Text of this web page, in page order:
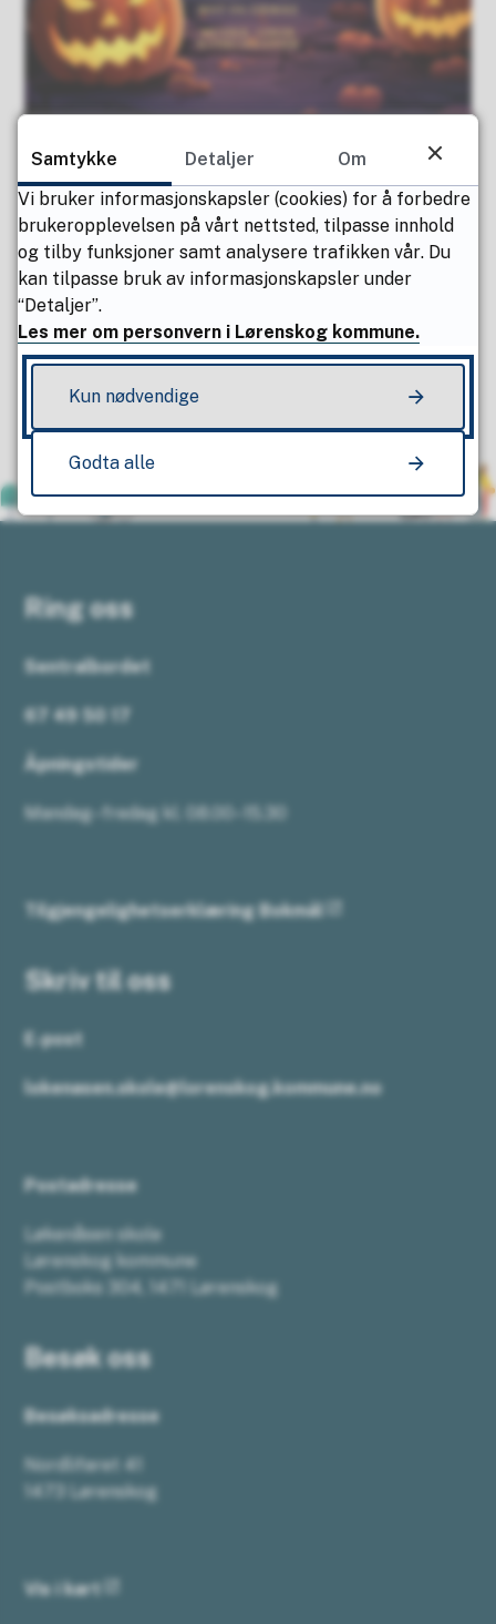
Publisert av
Subhan Ali Pervaiz
Sist endret 20.10.2025 13.23
Fant du det du lette etter?
Ja Nei
Ring oss
Sentralbordet
67 49 50 17
Åpningstider
Mandag–fredag kl. 08.00–15.30
Tilgjengelighetserklæring Bokmål
Skriv til oss
E-post
lokenasen.skole@lorenskog.kommune.no
Postadresse
Løkenåsen skole
Lørenskog kommune
Postboks 304, 1471 Lørenskog
Besøk oss
Besøksadresse
Nordlifaret 41
1473 Lørenskog
Vis i kart
Samtykke Detaljer
Om
Vi bruker informasjonskapsler (cookies) for å forbedre
brukeropplevelsen på vårt nettsted, tilpasse innhold
og tilby funksjoner samt analysere trafikken vår. Du
kan tilpasse bruk av informasjonskapsler under
“Detaljer”.
Les mer om personvern i Lørenskog kommune.
Kun nødvendige
Godta alle